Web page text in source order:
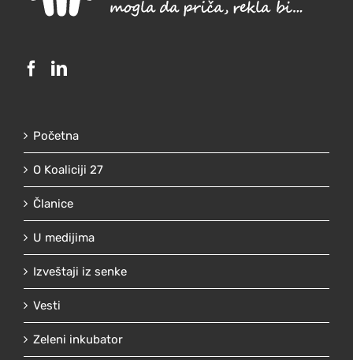
Početna
O Koaliciji 27
Članice
U medijima
Izveštaji iz senke
Vesti
Zeleni inkubator